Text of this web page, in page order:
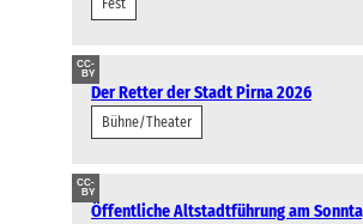
Fest
CC-
BY
Der Retter der Stadt Pirna 2026
Bühne/Theater
CC-
BY
Öffentliche Altstadtführung am